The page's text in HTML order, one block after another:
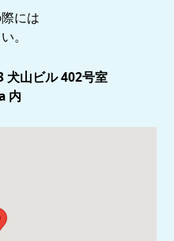
には
。
犬山ビル 402号室
内